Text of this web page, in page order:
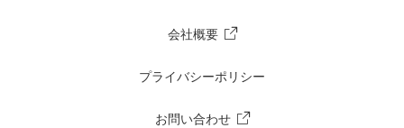
会社概要
プライバシーポリシー
お問い合わせ